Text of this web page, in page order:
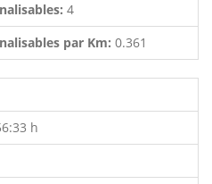
4
par Km: 0.361
h